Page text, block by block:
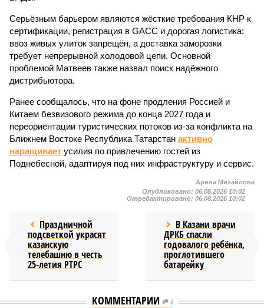
Серьёзным барьером являются жёсткие требования КНР к
сертификации, регистрация в GACC и дорогая логистика:
ввоз живых улиток запрещён, а доставка заморозки
требует непрерывной холодовой цепи. Основной
проблемой Матвеев также назвал поиск надёжного
дистрибьютора.
Ранее сообщалось, что на фоне продления Россией и
Китаем безвизового режима до конца 2027 года и
переориентации туристических потоков из-за конфликта на
Ближнем Востоке Республика Татарстан активно
наращивает усилия по привлечению гостей из
Поднебесной, адаптируя под них инфраструктуру и сервис.
Арина Михайлова
Опубликовано: 06.08.2026 10:02
Отредактировано: 06.08.2026 10:02
Праздничной
подсветкой украсят
казанскую
телебашню в честь
25-летия РТРС
В Казани врачи
ДРКБ спасли
годовалого ребёнка,
проглотившего
батарейку
КОММЕНТАРИИ 0